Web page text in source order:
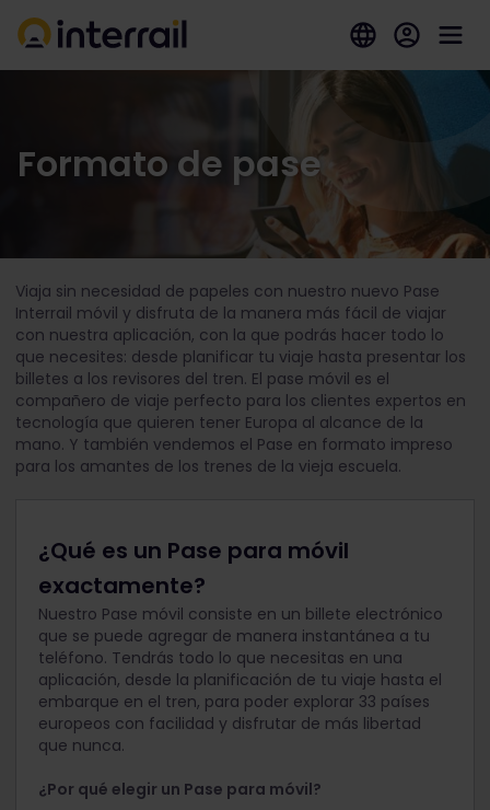
Formato de pase
Viaja sin necesidad de papeles con nuestro nuevo Pase
Interrail móvil y disfruta de la manera más fácil de viajar
con nuestra aplicación, con la que podrás hacer todo lo
que necesites: desde planificar tu viaje hasta presentar los
billetes a los revisores del tren. El pase móvil es el
compañero de viaje perfecto para los clientes expertos en
tecnología que quieren tener Europa al alcance de la
mano. Y también vendemos el Pase en formato impreso
para los amantes de los trenes de la vieja escuela.
¿Qué es un Pase para móvil
exactamente?
Nuestro Pase móvil consiste en un billete electrónico
que se puede agregar de manera instantánea a tu
teléfono. Tendrás todo lo que necesitas en una
aplicación, desde la planificación de tu viaje hasta el
embarque en el tren, para poder explorar 33 países
europeos con facilidad y disfrutar de más libertad
que nunca.
¿Por qué elegir un Pase para móvil?